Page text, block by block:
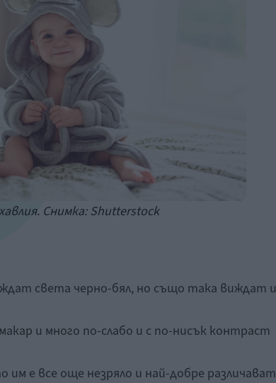
Снимка: Shutterstock
света черно-бял, но също така виждат и
и много по-слабо и с по-нисък контраст
е все още незряло и най-добре различават